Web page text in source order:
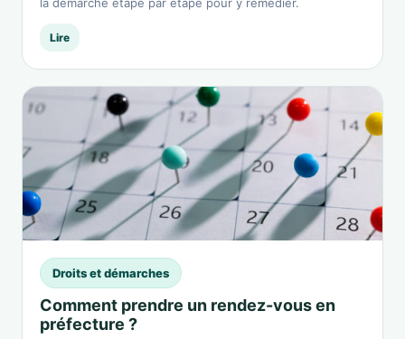
la démarche étape par étape pour y remédier.
Lire
Droits et démarches
Comment prendre un rendez-vous en
préfecture ?